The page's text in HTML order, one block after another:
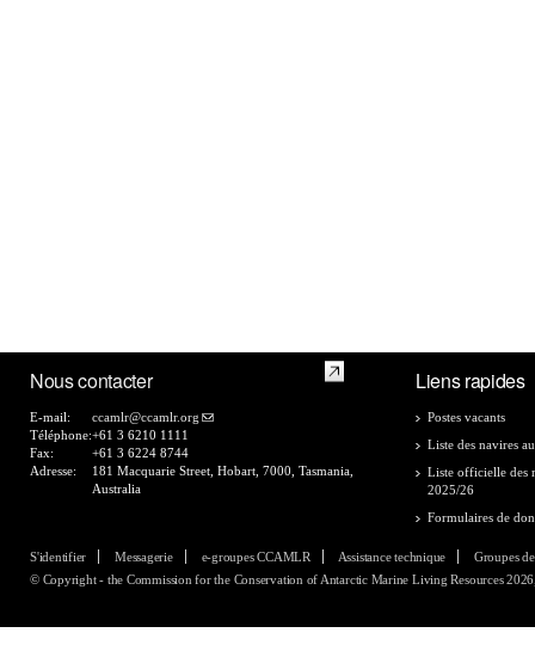
Nous contacter
E-mail:
ccamlr@ccamlr.org
Téléphone:+61 3 6210 1111
Fax:
+61 3 6224 8744
Adresse:
181 Macquarie Street, Hobart, 7000, Tasmania,
Australia
Liens rapides
Postes vacants
Liste des navires
Liste officielle des
2025/26
Formulaires de
S'identifier Messagerie e-groupes CCAMLR Assistance technique
Groupes
© Copyright - the Commission for the Conservation of Antarctic Marine Living Resources